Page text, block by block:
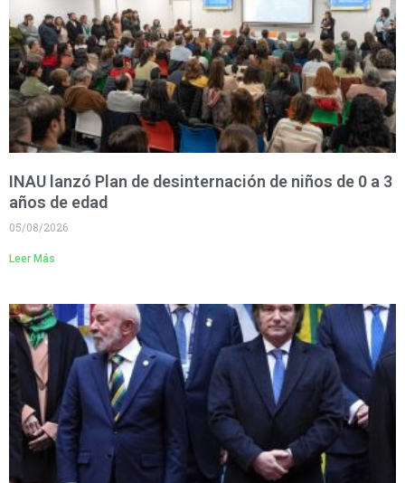
INAU lanzó Plan de desinternación de niños de 0 a 3
años de edad
05/08/2026
Leer Más